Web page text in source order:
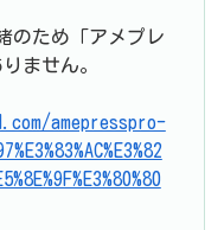
のため「アメプレ
ません。
amepresspro-